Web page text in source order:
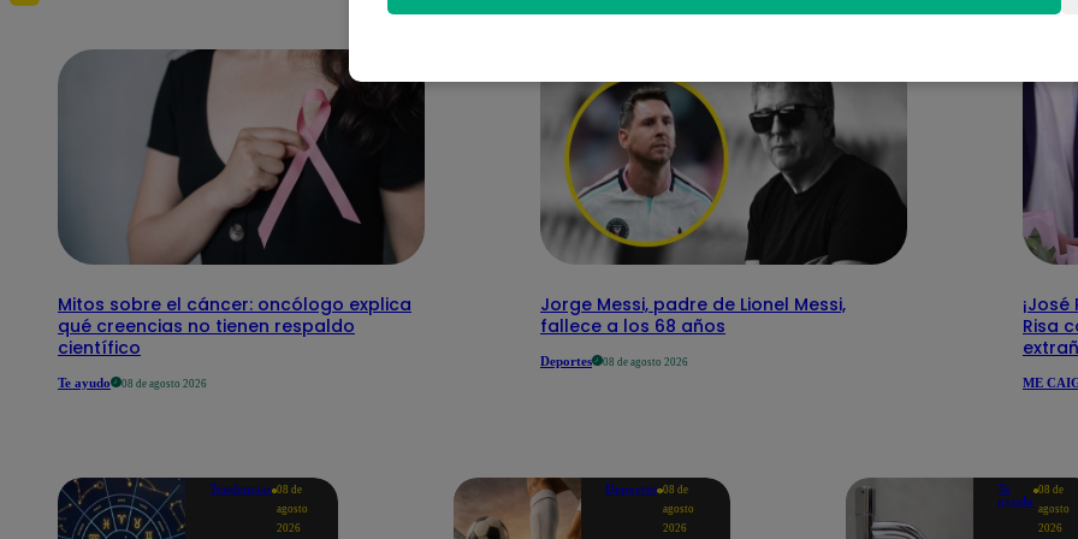
Mitos sobre el cáncer: oncólogo explica
qué creencias no tienen respaldo
científico
Te ayudo 08 de agosto 2026
Jorge Messi, padre de Lionel Messi,
fallece a los 68 años
Deportes 08 de agosto 2026
Risa
ME
Tendencias 08 de
agosto
2026
Deportes 08 de
agosto
2026
Te
ayudo
08 de
agosto
2026